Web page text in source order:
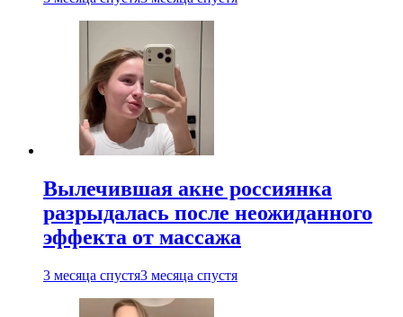
Вылечившая акне россиянка
разрыдалась после неожиданного
эффекта от массажа
3 месяца спустя3 месяца спустя